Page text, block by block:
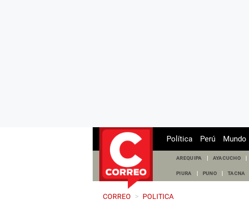
Política Perú Mundo
AREQUIPA AYACUCHO
PIURA PUNO TACNA
CORREO > POLITICA